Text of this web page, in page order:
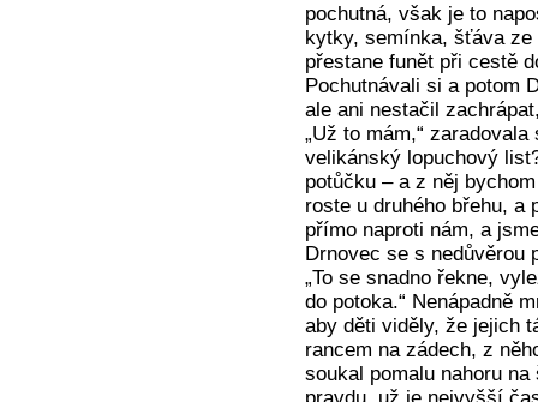
pochutná, však je to
kytky, semínka, šťáva
přestane funět při cestě
Pochutnávali si a potom
ale ani nestačil
„Už to mám,“
velikánský lopuchový
potůčku – a z něj
roste u druhého břehu,
přímo naproti nám, a
Drnovec se s nedůvěrou
„To se snadno řekne,
do potoka.“ Nenápadně
aby děti viděly, že jejich
rancem na zádech, z
soukal pomalu nahoru